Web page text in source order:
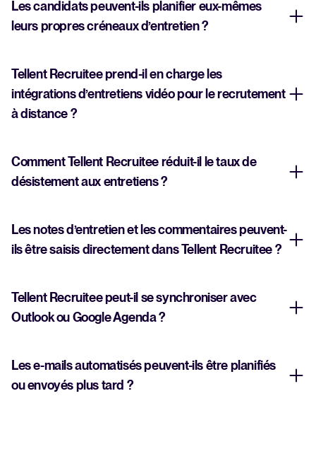
Les candidats peuvent-ils planifier eux-mêmes
leurs propres créneaux d’entretien ?
Tellent Recruitee prend-il en charge les
intégrations d’entretiens vidéo pour le recrutement
à distance ?
Comment Tellent Recruitee réduit-il le taux de
désistement aux entretiens ?
Les notes d’entretien et les commentaires peuvent-
ils être saisis directement dans Tellent Recruitee ?
Tellent Recruitee peut-il se synchroniser avec
Outlook ou Google Agenda ?
Les e-mails automatisés peuvent-ils être planifiés
ou envoyés plus tard ?